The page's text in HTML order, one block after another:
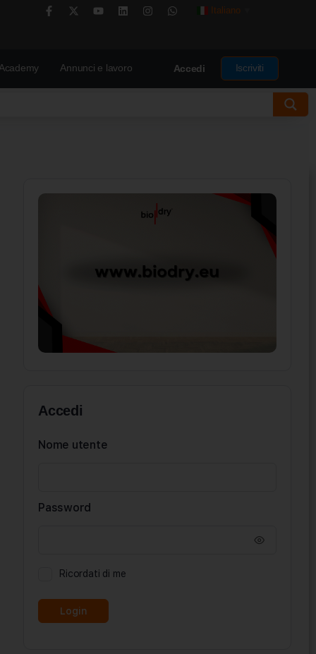
Italiano
Annunci e lavoro Accedi Iscriviti
Accedi
Nome utente
Password
Ricordati di me